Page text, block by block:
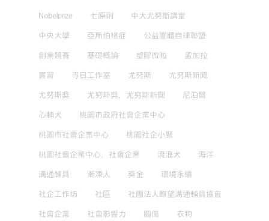
Nobelprize 七原則 中大尤努斯講堂
中央大學 亞斯伯格症 公益團體自律聯盟
創業競賽 基礎概論 塑膠微粒 孟加拉
實習 寺日工作室 尤努斯 尤努斯新聞
尤努斯獎 尤努斯獎，尤努斯新聞 尼泊爾
心輔犬 桃園市政府社會企業中心
桃園市社會企業中心 桃園社企小聚
桃園社會企業中心，社會企業 流浪犬 海洋
溝通輔具 漸凍人 獎金 環境永續
社企工作坊 社區 社團法人麒望溝通輔具協會
社會企業 社會影響力 腦傷 衣物